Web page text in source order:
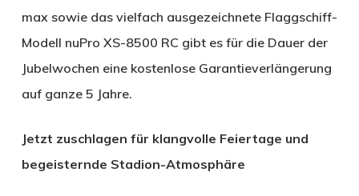
max sowie das vielfach ausgezeichnete Flaggschiff-
Modell nuPro XS-8500 RC gibt es für die Dauer der
Jubelwochen eine kostenlose Garantieverlängerung
auf ganze 5 Jahre.
Jetzt zuschlagen für klangvolle Feiertage und
begeisternde Stadion-Atmosphäre